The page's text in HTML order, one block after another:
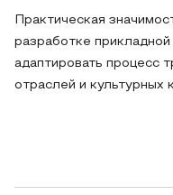
Практическая
разработке
адаптировать процесс
отраслей и культурных